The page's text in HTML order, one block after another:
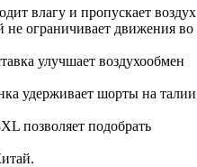
влагу и пропускает воздух
ограничивает движения во
улучшает воздухообмен
удерживает шорты на талии
позволяет подобрать